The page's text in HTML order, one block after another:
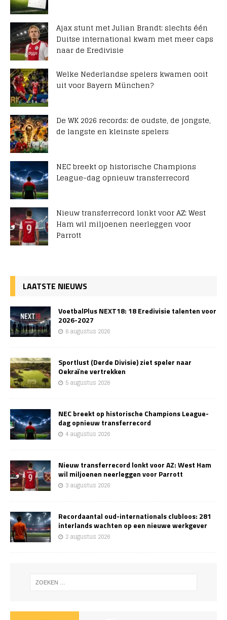
Ajax stunt met Julian Brandt: slechts één
Duitse international kwam met meer caps
naar de Eredivisie
Welke Nederlandse spelers kwamen ooit
uit voor Bayern München?
De WK 2026 records: de oudste, de jongste,
de langste en kleinste spelers
NEC breekt op historische Champions
League-dag opnieuw transferrecord
Nieuw transferrecord lonkt voor AZ: West
Ham wil miljoenen neerleggen voor
Parrott
LAATSTE NIEUWS
VoetbalPlus NEXT18: 18 Eredivisie talenten voor
2026-2027
6 augustus 2026
Sportlust (Derde Divisie) ziet speler naar
Oekraïne vertrekken
5 augustus 2026
NEC breekt op historische Champions League-
dag opnieuw transferrecord
4 augustus 2026
Nieuw transferrecord lonkt voor AZ: West Ham
wil miljoenen neerleggen voor Parrott
3 augustus 2026
Recordaantal oud-internationals clubloos: 281
interlands wachten op een nieuwe werkgever
2 augustus 2026